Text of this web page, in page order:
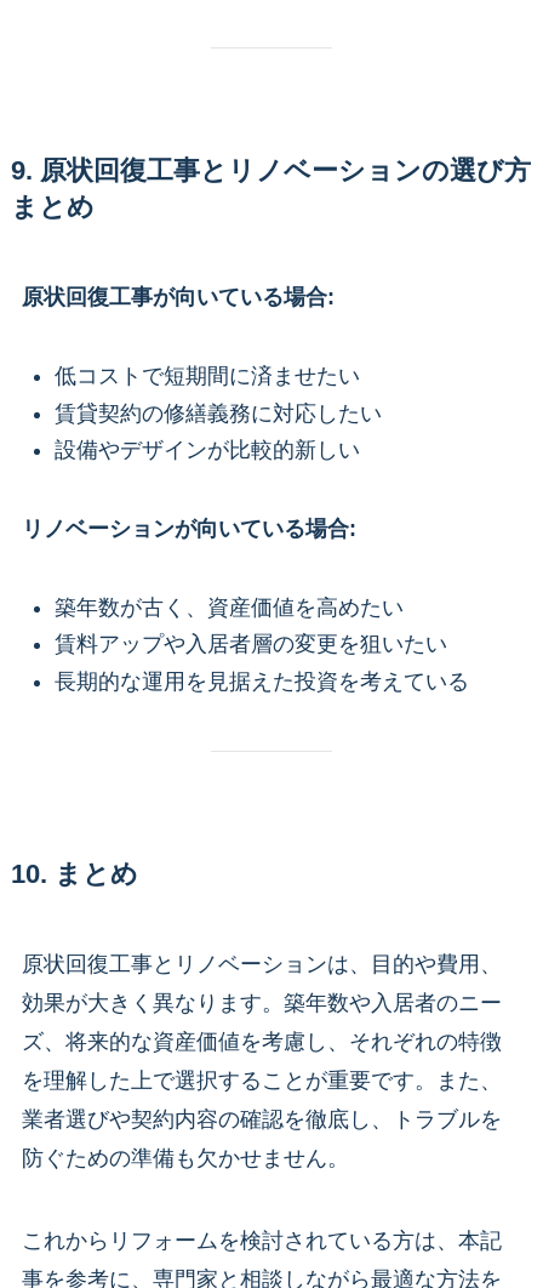
9. 原状回復工事とリノベーションの選び方
まとめ
原状回復工事が向いている場合:
低コストで短期間に済ませたい
賃貸契約の修繕義務に対応したい
設備やデザインが比較的新しい
リノベーションが向いている場合:
築年数が古く、資産価値を高めたい
賃料アップや入居者層の変更を狙いたい
長期的な運用を見据えた投資を考えている
10. まとめ
原状回復工事とリノベーションは、目的や費用、
効果が大きく異なります。築年数や入居者のニー
ズ、将来的な資産価値を考慮し、それぞれの特徴
を理解した上で選択することが重要です。また、
業者選びや契約内容の確認を徹底し、トラブルを
防ぐための準備も欠かせません。
これからリフォームを検討されている方は、本記
事を参考に、専門家と相談しながら最適な方法を